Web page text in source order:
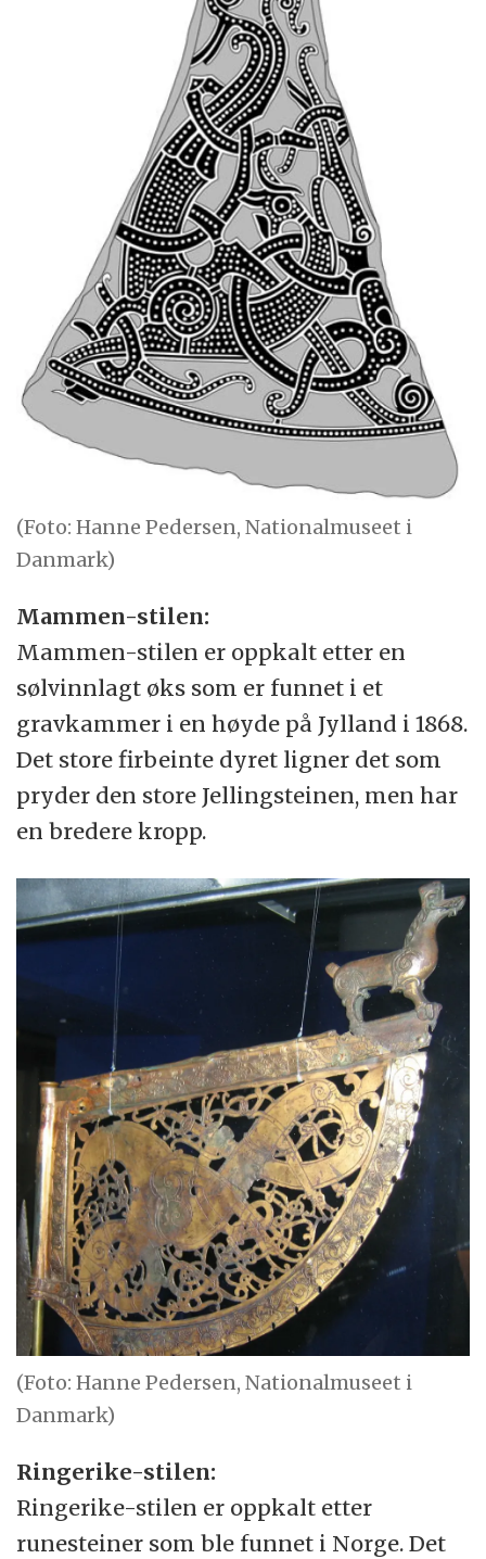
(Foto: Hanne Pedersen, Nationalmuseet i
Danmark)
Mammen-stilen:
Mammen-stilen er oppkalt etter en
sølvinnlagt øks som er funnet i et
gravkammer i en høyde på Jylland i 1868.
Det store firbeinte dyret ligner det som
pryder den store Jellingsteinen, men har
en bredere kropp.
(Foto: Hanne Pedersen, Nationalmuseet i
Danmark)
Ringerike-stilen:
Ringerike-stilen er oppkalt etter
runesteiner som ble funnet i Norge. Det